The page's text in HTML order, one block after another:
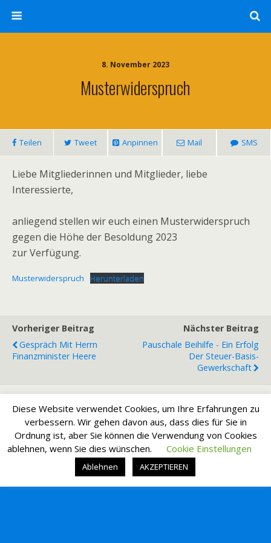
8. November 2023
Musterwiderspruch
Teilen Tweet Anpinnen Mail SMS
Liebe Mitgliederinnen und Mitglieder, liebe
Interessierte,
anliegend stellen wir euch einen Musterwiderspruch
gegen die Höhe der Besoldung 2023
zur Verfügung.
Musterwiderspruch Herunterladen
Vorheriger Beitrag
Gespräch Mit Herrn
Finanzminister Heere
Nächster Beitrag
Pauschale Beihilfe - Ein Erfolg
Der Steuer-Basis-
Gewerkschaft
Zum Seitenanfang
Mobil Desktop
Diese Website verwendet Cookies, um Ihre Erfahrungen zu
verbessern. Wir gehen davon aus, dass dies für Sie in
Ordnung ist, aber Sie können die Verwendung von Cookies
ablehnen, wenn Sie dies wünschen.
Cookie Einstellungen
Ablehnen AKZEPTIEREN